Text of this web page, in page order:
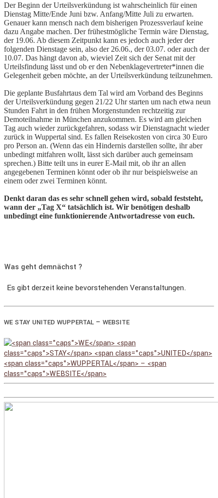
Der Beginn der Urteilsverkündung ist wahrscheinlich für einen
Dienstag Mitte/Ende Juni bzw. Anfang/Mitte Juli zu erwarten.
Genauer kann mensch nach dem bisherigen Prozessverlauf keine
dazu Angabe machen. Der frühestmögliche Termin wäre Dienstag,
der 19.06. Ab diesem Zeitpunkt kann es jedoch auch jeder der
folgenden Dienstage sein, also der 26.06., der 03.07. oder auch der
10.07. Das hängt davon ab, wieviel Zeit sich der Senat mit der
Urteilsfindung lässt und ob er den Nebenklagevertreter*innen die
Gelegenheit geben möchte, an der Urteilsverkündung teilzunehmen.
Die geplante Busfahrtaus dem Tal wird am Vorband des Beginns
der Urteilsverkündung gegen 21/22 Uhr starten um nach etwa neun
Stunden Fahrt in den frühen Morgenstunden rechtzeitig zur
Demoteilnahme in München anzukommen. Es wird am gleichen
Tag auch wieder zurückgefahren, sodass wir Dienstagnacht wieder
zurück in Wuppertal sind. Es fallen Reisekosten von circa 30 Euro
pro Person an. (Wenn das ein Hindernis darstellen sollte, ihr aber
unbedingt mitfahren wollt, lässt sich darüber auch gemeinsam
sprechen.) Bitte teilt uns in eurer E-Mail mit, ob ihr an allen
angegebenen Terminen könnt oder ob ihr nur beispielsweise an
einem oder zwei Terminen könnt.
Denkt daran das es sehr schnell gehen wird, sobald feststeht,
wann der „Tag X“ tatsächlich ist. Wir benötigen deshalb
unbedingt eine funktionierende Antwortadresse von euch.
Was geht demnächst ?
Es gibt derzeit keine bevorstehenden Veranstaltungen.
WE STAY UNITED WUPPERTAL – WEBSITE